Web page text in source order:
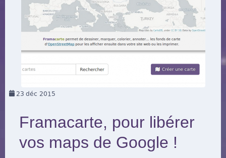
23 déc 2015
Framacarte, pour libérer
vos maps de Google !